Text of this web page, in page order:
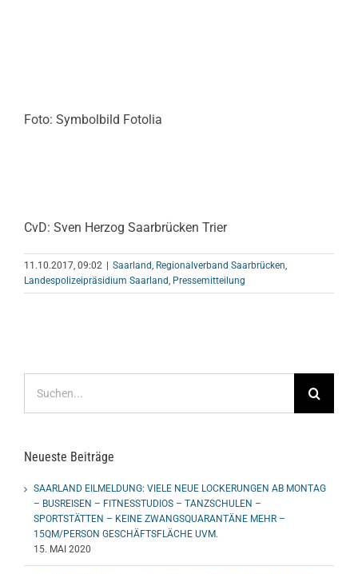
Foto: Symbolbild Fotolia
CvD: Sven Herzog Saarbrücken Trier
11.10.2017, 09:02 | Saarland Regionalverband Saarbrücken
Landespolizeipräsidium Saarland Pressemitteilung
nach:
Neueste Beiträge
SAARLAND EILMELDUNG: VIELE NEUE LOCKERUNGEN AB MONTAG
– BUSREISEN – FITNESSTUDIOS – TANZSCHULEN –
SPORTSTÄTTEN – KEINE ZWANGSQUARANTÄNE MEHR –
15QM/PERSON GESCHÄFTSFLÄCHE UVM.
15. MAI 2020